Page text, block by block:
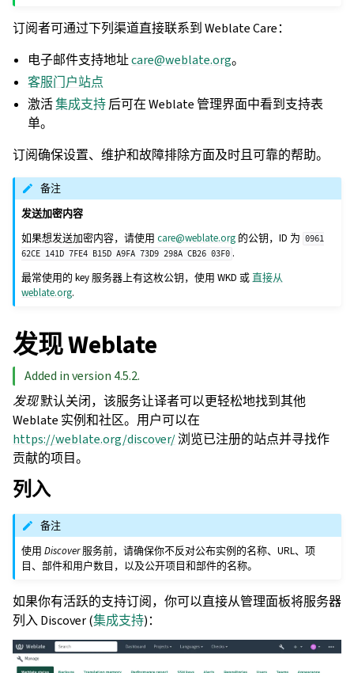
订阅者可通过下列渠道直接联系到 Weblate Care：
电子邮件支持地址care@weblate.org。
客服门户站点
激活集成支持后可在 Weblate 管理界面中看到支持表
单。
订阅确保设置、维护和故障排除方面及时且可靠的帮助。
备注
发送加密内容
如果想发送加密内容，请使用care@weblate.org 的公钥，ID 为 0961
62CE 141D 7FE4 B15D A9FA 73D9 298A CB26 03F0 .
最常使用的 key 服务器上有这枚公钥，使用 WKD 或 直接从
weblate.org.
发现 Weblate
Added in version 4.5.2.
发现默认关闭，该服务让译者可以更轻松地找到其他
Weblate 实例和社区。用户可以在
https://weblate.org/discover/浏览已注册的站点并寻找作
贡献的项目。
列入
备注
使用Discover服务前，请确保你不反对公布实例的名称、URL、项
目、部件和用户数目，以及公开项目和部件的名称。
如果你有活跃的支持订阅，你可以直接从管理面板将服务器
列入 Discover (集成支持)：